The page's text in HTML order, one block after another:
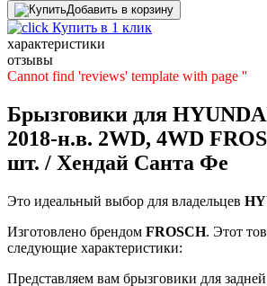
Добавить в корзину
Купить в 1 клик
характеристики
отзывы
Cannot find 'reviews' template with page ''
Брызговики для
2018-н.в. 2WD, 4WD
шт. / Хендай Санта Фе
Это идеальный выбор для владельцев
Изготовлено брендом FROSCH. Этот
следующие характеристики:
Представляем вам брызговики для